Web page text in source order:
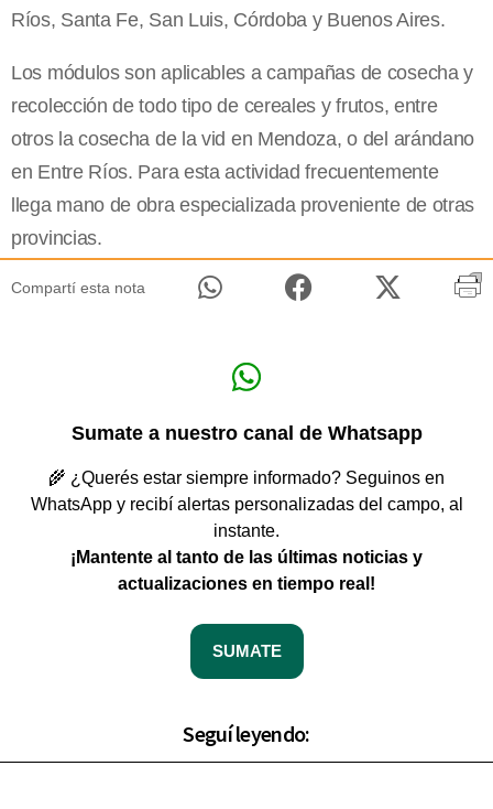
Ríos, Santa Fe, San Luis, Córdoba y Buenos Aires.
Los módulos son aplicables a campañas de cosecha y
recolección de todo tipo de cereales y frutos, entre
otros la cosecha de la vid en Mendoza, o del arándano
en Entre Ríos. Para esta actividad frecuentemente
llega mano de obra especializada proveniente de otras
provincias.
Compartí esta nota
Sumate a nuestro canal de Whatsapp
🌾 ¿Querés estar siempre informado? Seguinos en
WhatsApp y recibí alertas personalizadas del campo, al
instante.
¡Mantente al tanto de las últimas noticias y
actualizaciones en tiempo real!
SUMATE
Seguí leyendo: